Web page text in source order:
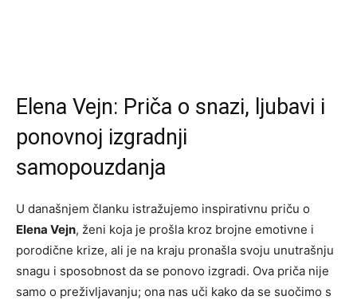
Elena Vejn: Priča o snazi, ljubavi i
ponovnoj izgradnji
samopouzdanja
U današnjem članku istražujemo inspirativnu priču o
Elena Vejn, ženi koja je prošla kroz brojne emotivne i
porodične krize, ali je na kraju pronašla svoju unutrašnju
snagu i sposobnost da se ponovo izgradi. Ova priča nije
samo o preživljavanju; ona nas uči kako da se suočimo s